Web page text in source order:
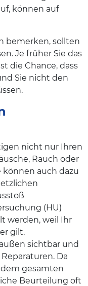
können auf
bemerken, sollten
Je früher Sie das
die Chance, dass
Sie nicht den
nicht nur Ihren
Rauch oder
können auch dazu
(HU)
werden, weil Ihr
gilt.
sichtbar und
Da
gesamten
Beurteilung oft